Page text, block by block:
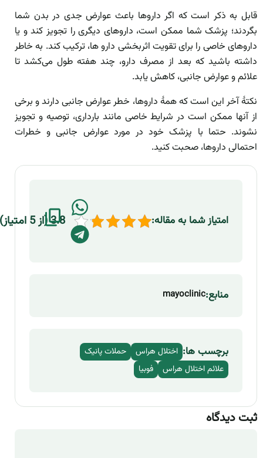
قابل به ذکر است که اگر داروها باعث عوارض جدی در بدن شما
بگردند؛ پزشک شما ممکن است، داروهای دیگری را تجویز کند و یا
داروهای خاصی را برای تقویت اثربخشی دارو ها، ترکیب کند. به خاطر
داشته باشید که بعد از مصرف دارو، چند هفته طول می‌کشد تا
علائم و عوارض جانبی، کاهش یابد.
نکتۀ آخر این است که همۀ داروها، خطر عوارض جانبی دارند و برخی
از آنها ممکن است در شرایط خاصی مانند بارداری، توصیه و تجویز
نشوند. حتما با پزشک خود در مورد عوارض جانبی و خطرات
احتمالی داروها، صحبت کنید.
امتیاز شما به مقاله: 3.8 (از 5 امتیاز)
منابع:mayoclinic
برچسب ها: اختلال هراس
حملات پانیک
علائم اختلال هراس
فوبیا
ثبت دیدگاه